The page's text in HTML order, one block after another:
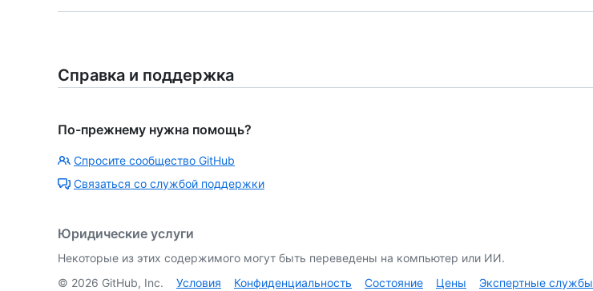
Справка и поддержка
По-прежнему нужна помощь?
Спросите сообщество GitHub
Связаться со службой поддержки
Юридические услуги
Некоторые из этих содержимого могут быть переведены на компьютер или ИИ.
© 2026 GitHub, Inc. Условия Конфиденциальность Состояние Цены Экспертные службы